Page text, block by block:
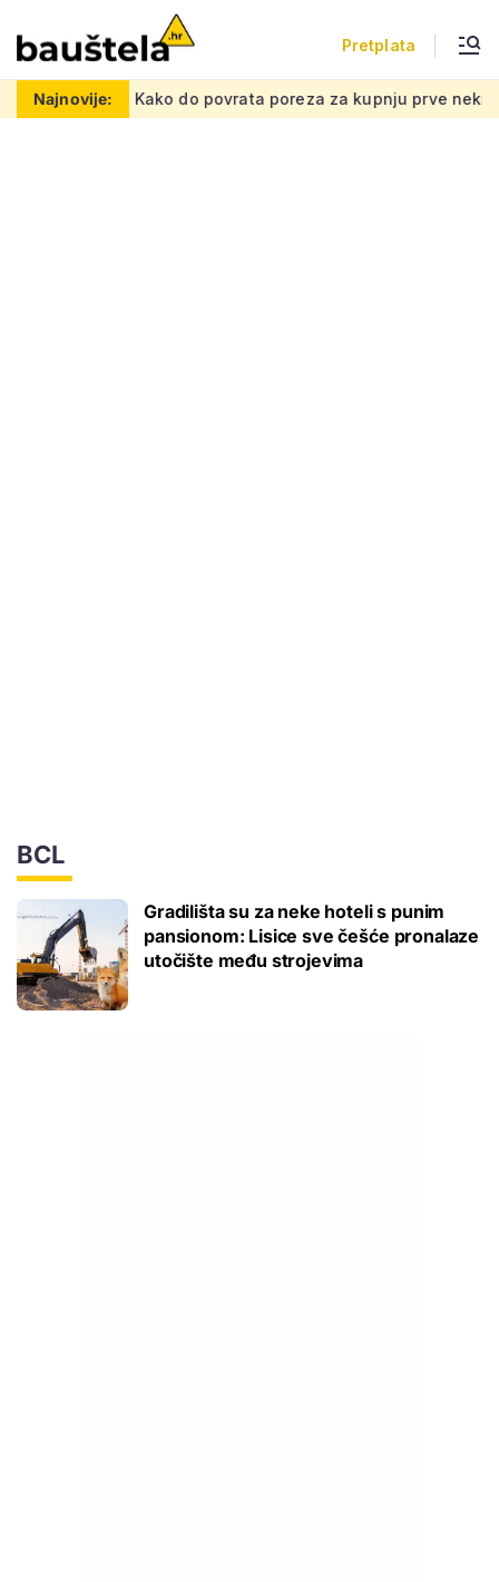
Pretplata
Najnovije:
mrežu Kako do povrata poreza za kupnju prve
BCL
Gradilišta su za neke hoteli s punim
pansionom: Lisice sve češće pronalaze
utočište među strojevima